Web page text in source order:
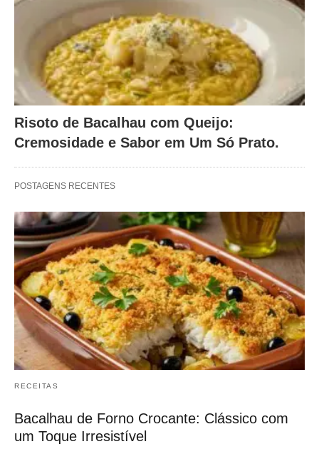
Risoto de Bacalhau com Queijo:
Cremosidade e Sabor em Um Só Prato.
POSTAGENS RECENTES
RECEITAS
Bacalhau de Forno Crocante: Clássico com
um Toque Irresistível